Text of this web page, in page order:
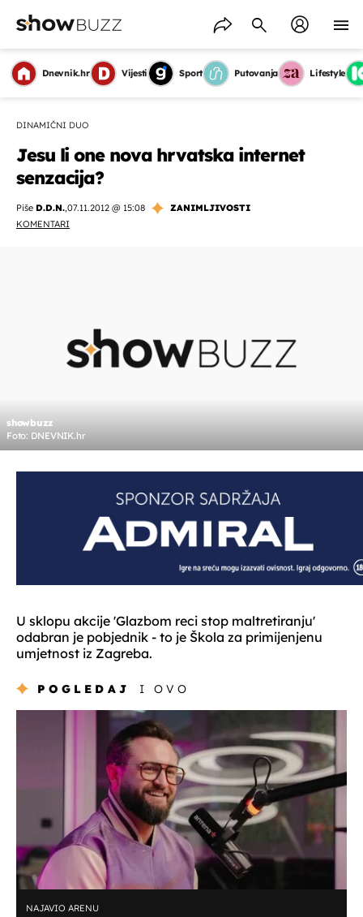
Dnevnik.hr Vijesti Sport Putovanja Lifestyle
DINAMIČNI DUO
Jesu li one nova hrvatska internet
senzacija?
Piše D.D.N.,07.11.2012 @ 15:08
ZANIMLJIVOSTI
KOMENTARI
showbuzz
Foto: DNEVNIK.hr
U sklopu akcije 'Glazbom reci stop maltretiranju'
odabran je pobjednik - to je Škola za primijenjenu
umjetnost iz Zagreba.
POGLEDAJ I OVO
NAJAVIO ARENU